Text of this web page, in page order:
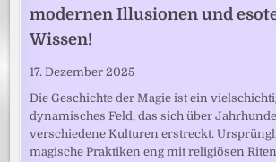
modernen Illusionen und
Wissen!
17. Dezember 2025
Die Geschichte der Magie ist ein
dynamisches Feld, das sich über
verschiedene Kulturen erstreckt.
magische Praktiken eng mit religiösen